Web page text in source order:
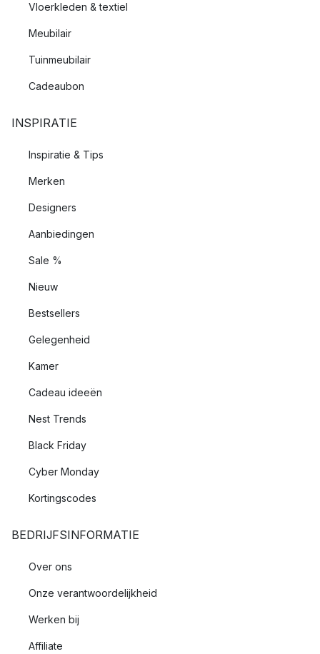
Vloerkleden & textiel
Meubilair
Tuinmeubilair
Cadeaubon
INSPIRATIE
Inspiratie & Tips
Merken
Designers
Aanbiedingen
Sale %
Nieuw
Bestsellers
Gelegenheid
Kamer
Cadeau ideeën
Nest Trends
Black Friday
Cyber Monday
Kortingscodes
BEDRIJFSINFORMATIE
Over ons
Onze verantwoordelijkheid
Werken bij
Affiliate